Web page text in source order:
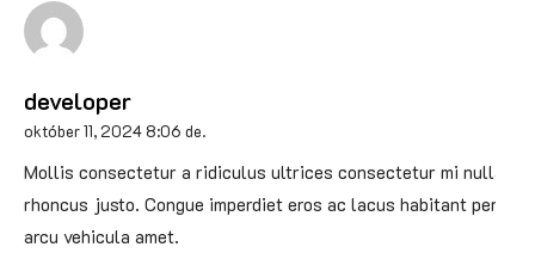
developer
október 11, 2024 8:06 de.
Mollis consectetur a ridiculus ultrices consectetur mi nulla
rhoncus justo. Congue imperdiet eros ac lacus habitant per
arcu vehicula amet.